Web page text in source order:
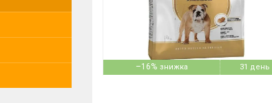
–16% 31 день